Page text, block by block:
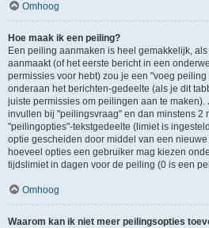
Omhoog
Hoe maak ik een peiling?
Een peiling aanmaken is heel gemakkelijk,
aanmaakt (of het eerste bericht in een
permissies voor hebt) zou je een "voeg
onderaan het berichten-gedeelte (als je dit
juiste permissies om peilingen aan te
invullen bij "peilingsvraag" en dan minstens 2
"peilingopties"-tekstgedeelte (limiet is
optie gescheiden door middel van een
hoeveel opties een gebruiker mag kiezen
tijdslimiet in dagen voor de peiling (0 is een
Omhoog
Waarom kan ik niet meer peilingsopties